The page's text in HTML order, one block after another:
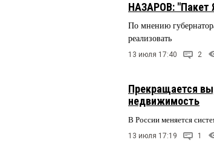
НАЗАРОВ: "Пакет
По мнению
реализовать
13 июля 17:40 2
Прекращается
недвижимость
В России меняется
13 июля 17:19 1